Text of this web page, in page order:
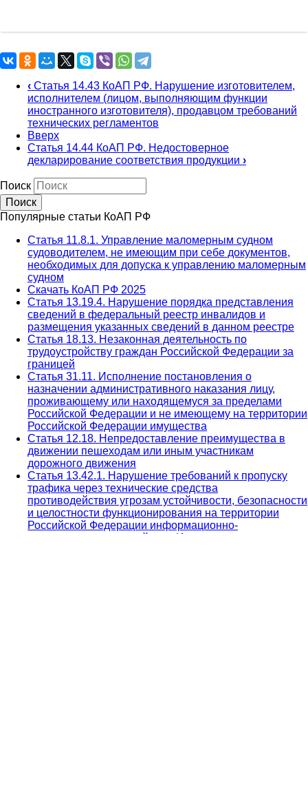
‹ Статья 14.43 КоАП РФ. Нарушение изготовителем,
исполнителем (лицом, выполняющим функции
иностранного изготовителя), продавцом требований
технических регламентов
Вверх
Статья 14.44 КоАП РФ. Недостоверное
декларирование соответствия продукции ›
Поиск
Популярные статьи КоАП РФ
Статья 11.8.1. Управление маломерным судном
судоводителем, не имеющим при себе документов,
необходимых для допуска к управлению маломерным
судном
Скачать КоАП РФ 2025
Статья 13.19.4. Нарушение порядка представления
сведений в федеральный реестр инвалидов и
размещения указанных сведений в данном реестре
Статья 18.13. Незаконная деятельность по
трудоустройству граждан Российской Федерации за
границей
Статья 31.11. Исполнение постановления о
назначении административного наказания лицу,
проживающему или находящемуся за пределами
Российской Федерации и не имеющему на территории
Российской Федерации имущества
Статья 12.18. Непредоставление преимущества в
движении пешеходам или иным участникам
дорожного движения
Статья 13.42.1. Нарушение требований к пропуску
трафика через технические средства
противодействия угрозам устойчивости, безопасности
и целостности функционирования на территории
Российской Федерации информационно-
телекоммуникационной сети Интернет